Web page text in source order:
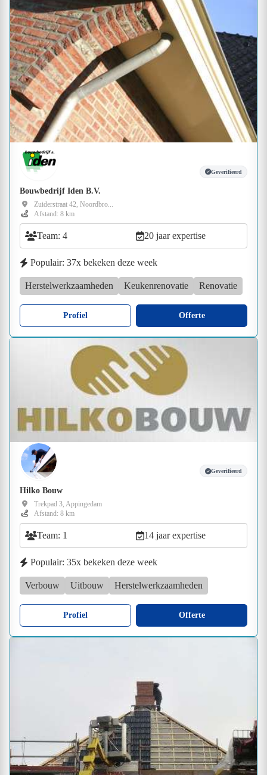
Geverifieerd
Bouwbedrijf Iden B.V.
Zuiderstraat 42, Noordbro...
Afstand: 8 km
Team: 4 20 jaar expertise
Populair: 37x bekeken deze week
Herstelwerkzaamheden Keukenrenovatie Renovatie
Profiel Offerte
Geverifieerd
Hilko Bouw
Trekpad 3, Appingedam
Afstand: 8 km
Team: 1 14 jaar expertise
Populair: 35x bekeken deze week
Verbouw Uitbouw Herstelwerkzaamheden
Profiel Offerte